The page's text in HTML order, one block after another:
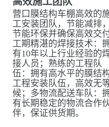
营口膜结构车棚高效的
工安装团队，节能减排
节能环保并确保高效交
工期精湛的焊接技术：
有10年以上行业经验的
接人员；熟练的工程队
伍：拥有高水平的膜结
工程安装队伍，高效无
候；多物流配送车队：
有长期稳定的物流合作
伴，保证供货期。